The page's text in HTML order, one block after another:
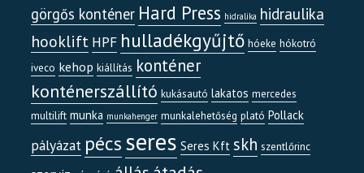
görgős konténer Hard Press hidralika hidraulika
hooklift HPF hulladékgyűjtő hóeke hókotró
iveco kehop kiállítás konténer
konténerszállító kukásautó lakatos mercedes
multilift munka munkahenger munkalehetőség plató Pollack
pályázat pécsseres Seres Kft skh szentlőrinc